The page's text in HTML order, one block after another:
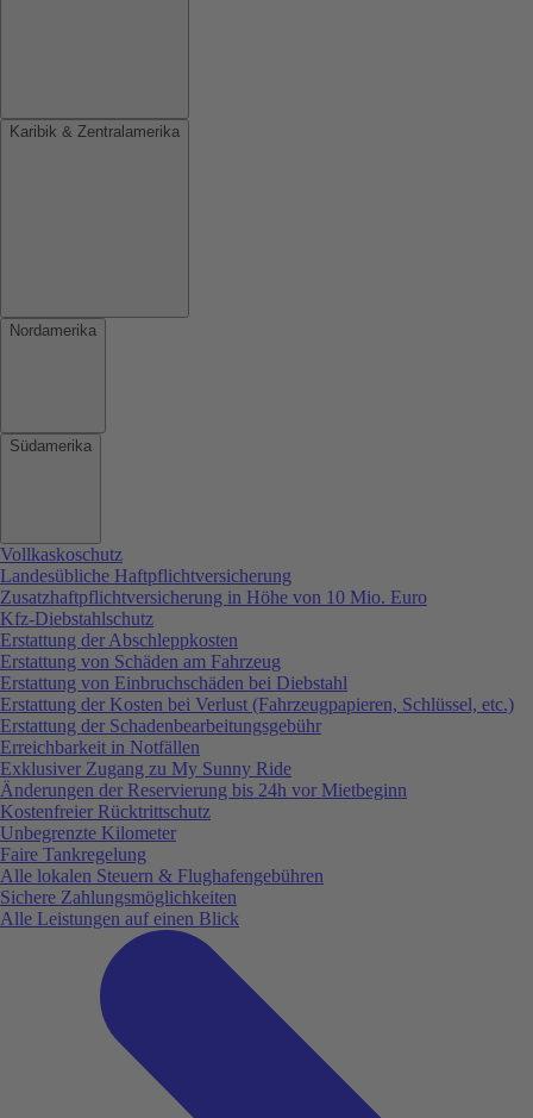
Karibik & Zentralamerika
Nordamerika
Südamerika
Vollkaskoschutz
Landesübliche Haftpflichtversicherung
Zusatzhaftpflichtversicherung in Höhe von 10 Mio. Euro
Kfz-Diebstahlschutz
Erstattung der Abschleppkosten
Erstattung von Schäden am Fahrzeug
Erstattung von Einbruchschäden bei Diebstahl
Erstattung der Kosten bei Verlust (Fahrzeugpapieren, Schlüssel, etc.)
Erstattung der Schadenbearbeitungsgebühr
Erreichbarkeit in Notfällen
Exklusiver Zugang zu My Sunny Ride
Änderungen der Reservierung bis 24h vor Mietbeginn
Kostenfreier Rücktrittschutz
Unbegrenzte Kilometer
Faire Tankregelung
Alle lokalen Steuern & Flughafengebühren
Sichere Zahlungsmöglichkeiten
Alle Leistungen auf einen Blick